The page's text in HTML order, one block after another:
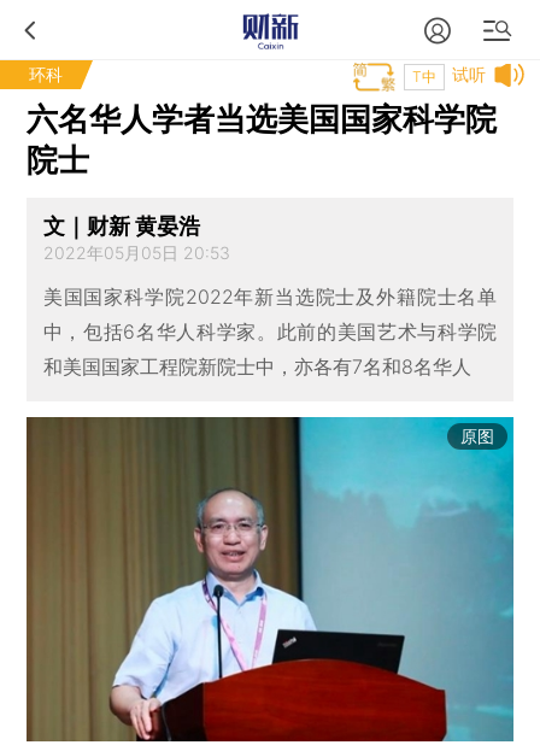
环科 试听
T中
六名华人学者当选美国国家科学院
院士
文｜财新 黄晏浩
2022年05月05日 20:53
美国国家科学院2022年新当选院士及外籍院士名单
中，包括6名华人科学家。此前的美国艺术与科学院
和美国国家工程院新院士中，亦各有7名和8名华人
原图